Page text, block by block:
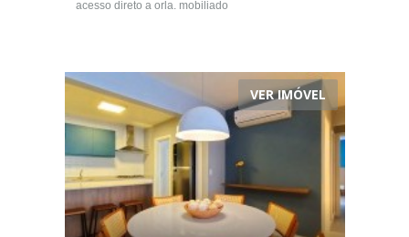
acesso direto a orla. mobiliado
VER IMÓVEL